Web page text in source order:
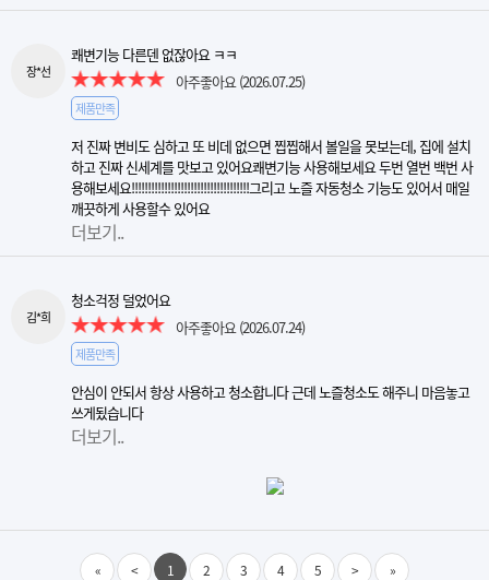
장*선
쾌변기능 다른덴 없잖아요 ㅋㅋ
아주좋아요 (2026.07.25)
제품만족
저 진짜 변비도 심하고 또 비데 없으면 찝찝해서 볼일을 못보는데, 집에 설치
하고 진짜 신세계를 맛보고 있어요쾌변기능 사용해보세요 두번 열번 백번 사
용해보세요!!!!!!!!!!!!!!!!!!!!!!!!!!!!!!!!!!!!그리고 노즐 자동청소 기능도 있어서 매일
깨끗하게 사용할수 있어요
더보기..
김*희
청소걱정 덜었어요
아주좋아요 (2026.07.24)
제품만족
안심이 안되서 항상 사용하고 청소합니다 근데 노즐청소도 해주니 마음놓고
쓰게됬습니다
더보기..
« < 1 2 3 4 5 > »